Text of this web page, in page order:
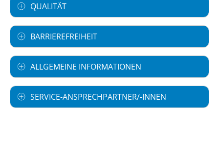
QUALITÄT
BARRIEREFREIHEIT
ALLGEMEINE INFORMATIONEN
SERVICE-ANSPRECHPARTNER/-INNEN